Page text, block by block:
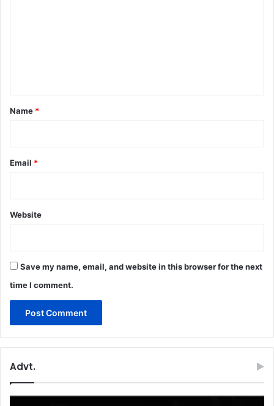
*
Name *
Email *
Website
Save my name, email, and website in this browser for the next
time I comment.
Advt.